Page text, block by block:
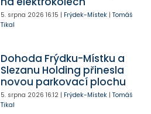
5. srpna 2026 16:15 | Frýdek-Místek| Tomáš
Tikal
Dohoda Frýdku-Místku a
Slezanu Holding přinesla
novou parkovací plochu
5. srpna 2026 16:12| Frýdek-Místek| Tomáš
Tikal